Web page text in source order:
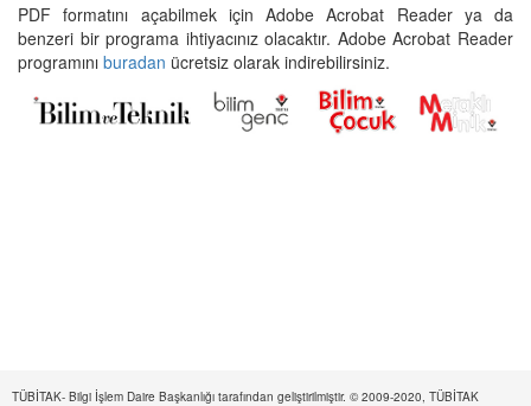
PDF formatını açabilmek için Adobe Acrobat Reader ya da
benzeri bir programa ihtiyacınız olacaktır. Adobe Acrobat Reader
programını buradan ücretsiz olarak indirebilirsiniz.
TÜBİTAK- Bilgi İşlem Daire Başkanlığı tarafından geliştirilmiştir. © 2009-2020, TÜBİTAK